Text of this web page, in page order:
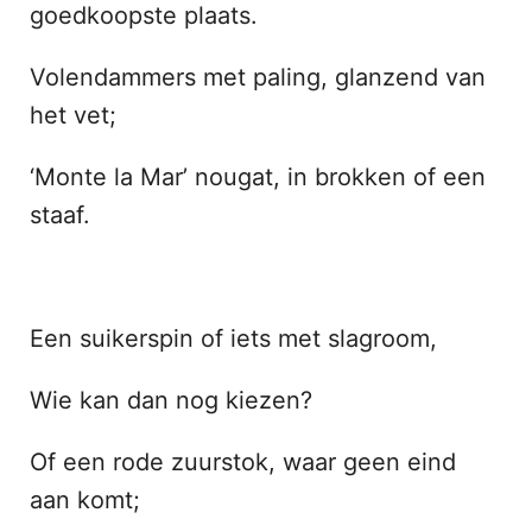
goedkoopste plaats.
Volendammers met paling, glanzend van
het vet;
‘Monte la Mar’ nougat, in brokken of een
staaf.
Een suikerspin of iets met slagroom,
Wie kan dan nog kiezen?
Of een rode zuurstok, waar geen eind
aan komt;